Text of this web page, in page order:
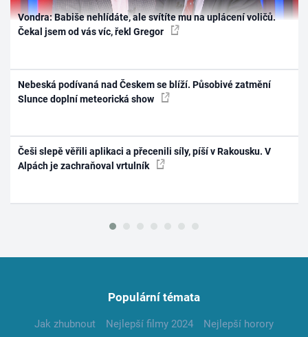
Vondra: Babiše nehlídáte, ale svítíte mu na uplácení voličů.
Čekal jsem od vás víc, řekl Gregor
Nebeská podívaná nad Českem se blíží. Působivé zatmění
Slunce doplní meteorická show
Češi slepě věřili aplikaci a přecenili síly, píší v Rakousku. V
Alpách je zachraňoval vrtulník
Populární témata
Jak zhubnout Nejlepší filmy 2024
Nejlepší horory